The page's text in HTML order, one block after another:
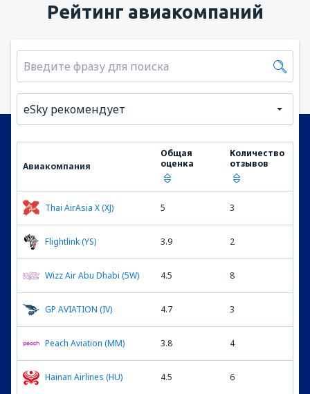
Рейтинг авиакомпаний
eSky рекомендует
Авиакомпания
Общая
оценка
Количество
отзывов
Thai AirAsia X (XJ) 5 3
Flightlink (YS) 3.9 2
Wizz Air Abu Dhabi (5W) 4.5 8
GP AVIATION (IV) 4.7 3
Peach Aviation (MM) 3.8 4
Hainan Airlines (HU) 4.5 6